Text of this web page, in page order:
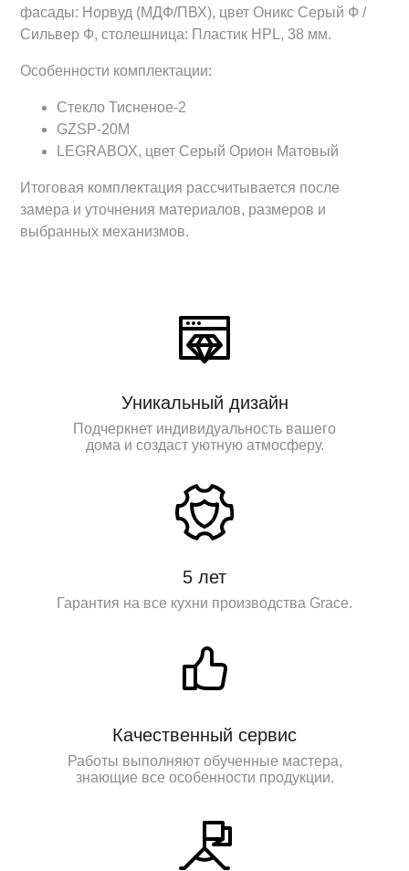
фасады: Норвуд (МДФ/ПВХ), цвет Оникс Серый Ф /
Сильвер Ф, столешница: Пластик HPL, 38 мм.
Особенности комплектации:
Стекло Тисненое-2
GZSP-20M
LEGRABOX, цвет Серый Орион Матовый
Итоговая комплектация рассчитывается после
замера и уточнения материалов, размеров и
выбранных механизмов.
Уникальный дизайн
Подчеркнет индивидуальность вашего
дома и создаст уютную атмосферу.
5 лет
Гарантия на все кухни производства Grace.
Качественный сервис
Работы выполняют обученные мастера,
знающие все особенности продукции.